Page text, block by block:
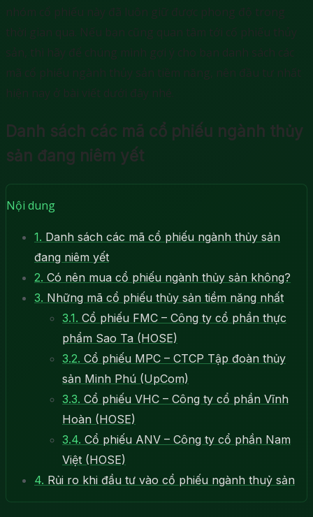
nhóm cổ phiếu này đã luôn giữ được phong độ trong
thời gian qua. Nếu bạn cũng quan tâm tới cố phiếu thủy
sản, thì hãy để chúng mình gợi ý cho bạn danh sách các
mã cổ phiếu ngành thủy sản tiềm năng, nên đầu tư nhất
hiện nay ở bài viết dưới đây nhé.
Danh sách các mã cổ phiếu ngành thủy
sản đang niêm yết
Nội dung
1. Danh sách các mã cổ phiếu ngành thủy sản
đang niêm yết
2. Có nên mua cổ phiếu ngành thủy sản không?
3. Những mã cổ phiếu thủy sản tiềm năng nhất
3.1. Cổ phiếu FMC – Công ty cổ phần thực
phẩm Sao Ta (HOSE)
3.2. Cổ phiếu MPC – CTCP Tập đoàn thủy
sản Minh Phú (UpCom)
3.3. Cổ phiếu VHC – Công ty cổ phần Vĩnh
Hoàn (HOSE)
3.4. Cổ phiếu ANV – Công ty cổ phần Nam
Việt (HOSE)
4. Rủi ro khi đầu tư vào cổ phiếu ngành thuỷ sản